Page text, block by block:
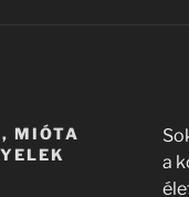
MIÓTA
a